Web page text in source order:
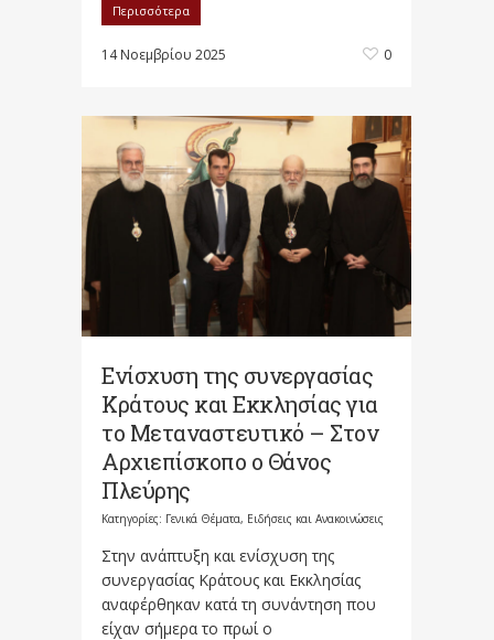
Περισσότερα
14 Νοεμβρίου 2025 0
Ενίσχυση της συνεργασίας
Κράτους και Εκκλησίας για
το Μεταναστευτικό – Στον
Αρχιεπίσκοπο ο Θάνος
Πλεύρης
Κατηγορίες: Γενικά Θέματα, Ειδήσεις και Ανακοινώσεις
Στην ανάπτυξη και ενίσχυση της
συνεργασίας Κράτους και Εκκλησίας
αναφέρθηκαν κατά τη συνάντηση που
είχαν σήμερα το πρωί ο